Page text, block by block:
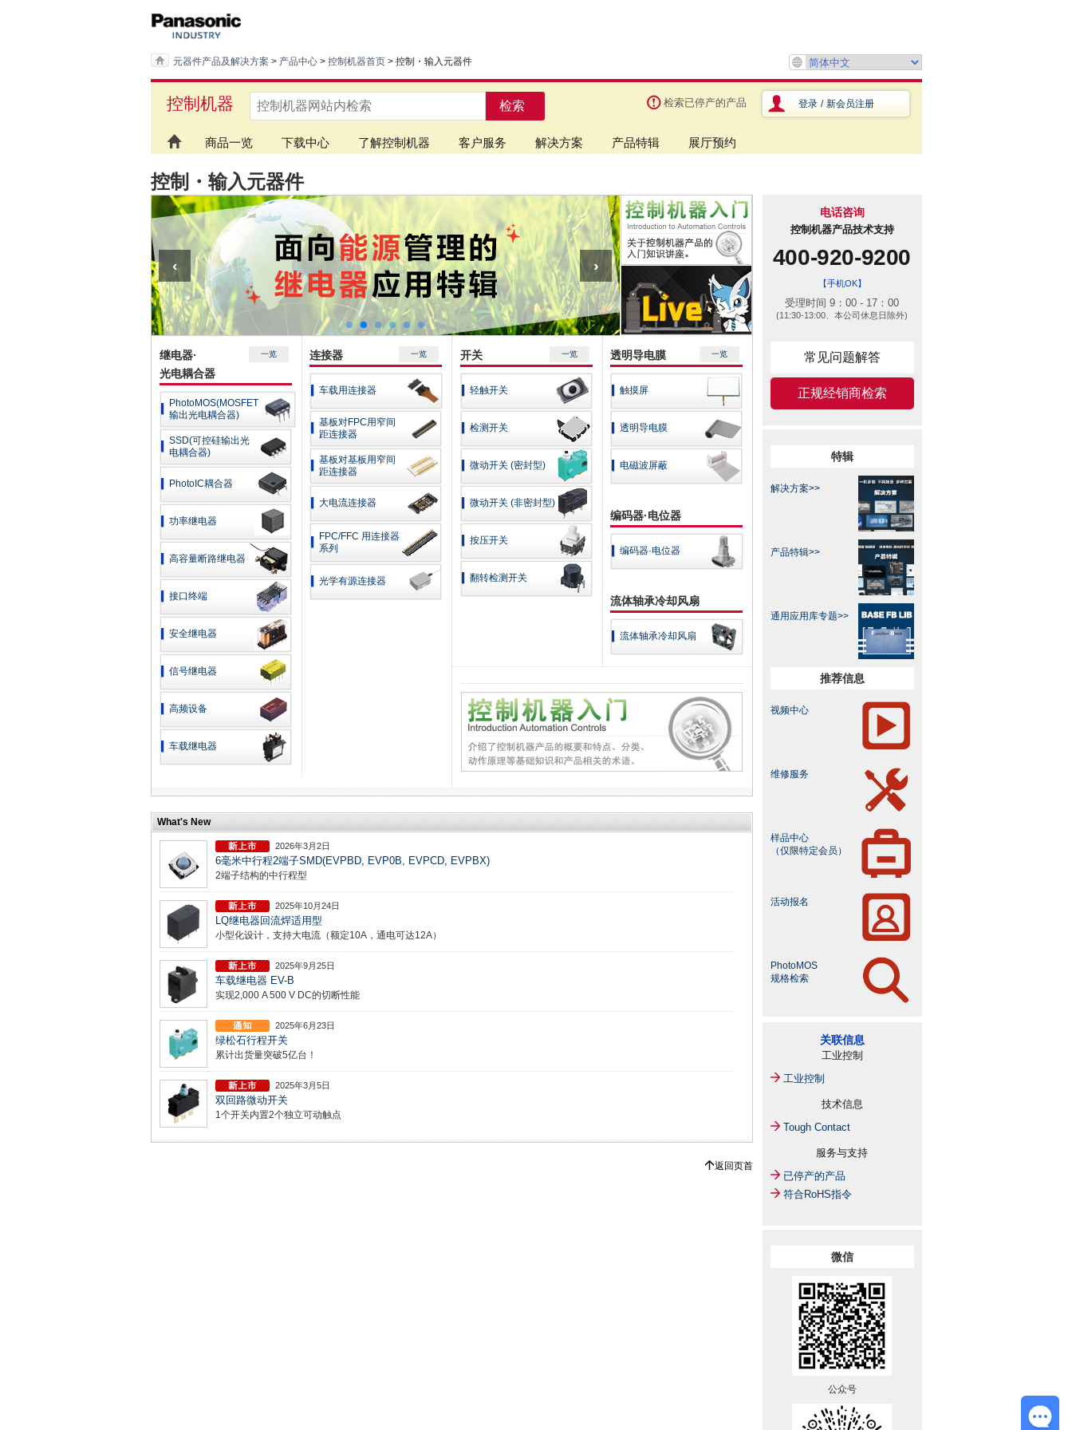
元器件产品及解决方案 > 产品中心 > 控制机器首页 > 控制・输入元器件
控制机器 检索 检索已停产的产品 登录 / 新会员注册
商品一览 下载中心 了解控制机器 客户服务 解决方案 产品特辑 展厅预约
控制・输入元器件
继电器·
光电耦合器
一览
PhotoMOS(MOSFET
输出光电耦合器)
SSD(可控硅输出光
电耦合器)
PhotoIC耦合器
功率继电器
高容量断路继电器
接口终端
安全继电器
信号继电器
高频设备
车载继电器
连接器 一览
车载用连接器
基板对FPC用窄间
距连接器
基板对基板用窄间
距连接器
大电流连接器
FPC/FFC 用连接器
系列
光学有源连接器
开关 一览
轻触开关
检测开关
微动开关 (密封型)
微动开关 (非密封型)
按压开关
翻转检测开关
透明导电膜 一览
触摸屏
透明导电膜
电磁波屏蔽
编码器·电位器
编码器·电位器
流体轴承冷却风扇
流体轴承冷却风扇
What's New
2026年3月2日
6毫米中行程2端子SMD(EVPBD, EVP0B, EVPCD, EVPBX)
2端子结构的中行程型
2025年10月24日
LQ继电器回流焊适用型
小型化设计，支持大电流（额定10A，通电可达12A）
2025年9月25日
车载继电器 EV-B
实现2,000 A 500 V DC的切断性能
2025年6月23日
绿松石行程开关
累计出货量突破5亿台！
2025年3月5日
双回路微动开关
1个开关内置2个独立可动触点
返回页首
电话咨询
控制机器产品技术支持
400-920-9200
【手机OK】
受理时间 9：00 - 17：00
(11:30-13:00、本公司休息日除外)
常见问题解答
正规经销商检索
特辑
解决方案>>
产品特辑>>
通用应用库专题​>>
推荐信息
视频中心
维修服务
样品中心
（仅限特定会员）
活动报名
PhotoMOS
规格检索
关联信息
工业控制
工业控制
技术信息
Tough Contact
服务与支持
已停产的产品
符合RoHS指令
微信
公众号